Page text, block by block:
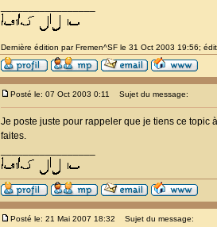
Dernière édition par Fremen^SF le 31 Oct 2003 19:56;
Posté le: 07 Oct 2003 0:11 Sujet du message:
Je poste juste pour rappeler que je tiens ce topic
faites.
Posté le: 21 Mai 2007 18:32 Sujet du message: